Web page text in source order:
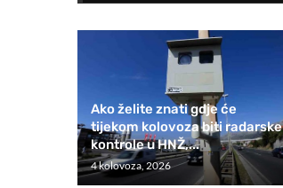
Ako želite znati gdje će
tijekom kolovoza biti radarske
kontrole u HNŽ,...
4 kolovoza, 2026